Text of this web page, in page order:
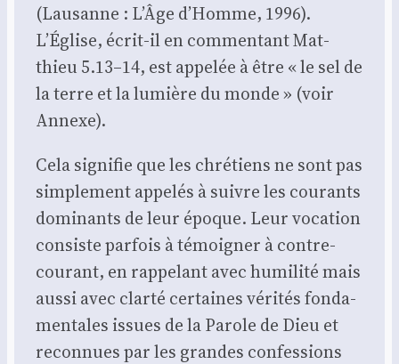
(Lau­sanne : L’Âge d’Homme, 1996).
L’Église, écrit-il en com­men­tant Mat­
thieu 5.13–14, est appe­lée à être « le sel de
la terre et la lumière du monde » (voir
Annexe).
Cela signi­fie que les chré­tiens ne sont pas
sim­ple­ment appe­lés à suivre les cou­rants
domi­nants de leur époque. Leur voca­tion
consiste par­fois à témoi­gner à contre-
cou­rant, en rap­pe­lant avec humi­li­té mais
aus­si avec clar­té cer­taines véri­tés fon­da­
men­tales issues de la Parole de Dieu et
recon­nues par les grandes confes­sions